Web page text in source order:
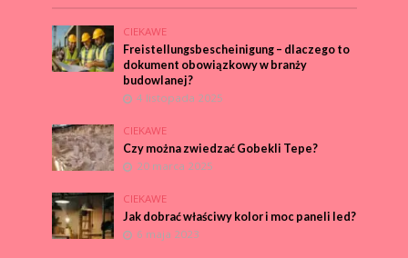
CIEKAWE
Freistellungsbescheinigung – dlaczego to
dokument obowiązkowy w branży
budowlanej?
4 listopada 2025
CIEKAWE
Czy można zwiedzać Gobekli Tepe?
20 marca 2025
CIEKAWE
Jak dobrać właściwy kolor i moc paneli led?
6 maja 2023